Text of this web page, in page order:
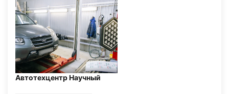
Автотехцентр Научный